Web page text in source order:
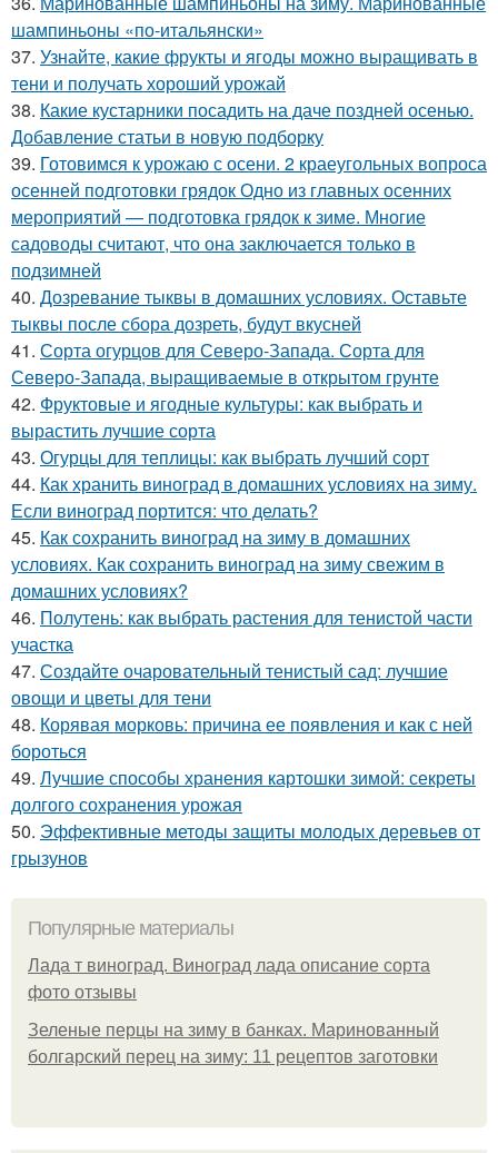
шампиньоны «по-итальянски»
37. Узнайте, какие фрукты и ягоды можно выращивать в
тени и получать хороший урожай
38. Какие кустарники посадить на даче поздней осенью.
Добавление статьи в новую подборку
39. Готовимся к урожаю с осени. 2 краеугольных вопроса
осенней подготовки грядок Одно из главных осенних
мероприятий — подготовка грядок к зиме. Многие
садоводы считают, что она заключается только в
подзимней
40. Дозревание тыквы в домашних условиях. Оставьте
тыквы после сбора дозреть, будут вкусней
41. Сорта огурцов для Северо-Запада. Сорта для
Северо-Запада, выращиваемые в открытом грунте
42. Фруктовые и ягодные культуры: как выбрать и
вырастить лучшие сорта
43. Огурцы для теплицы: как выбрать лучший сорт
44. Как хранить виноград в домашних условиях на зиму.
Если виноград портится: что делать?
45. Как сохранить виноград на зиму в домашних
условиях. Как сохранить виноград на зиму свежим в
домашних условиях?
46. Полутень: как выбрать растения для тенистой части
участка
47. Создайте очаровательный тенистый сад: лучшие
овощи и цветы для тени
48. Корявая морковь: причина ее появления и как с ней
бороться
49. Лучшие способы хранения картошки зимой: секреты
долгого сохранения урожая
50. Эффективные методы защиты молодых деревьев от
грызунов
Популярные материалы
Лада т виноград. Виноград лада описание сорта
фото отзывы
Зеленые перцы на зиму в банках. Маринованный
болгарский перец на зиму: 11 рецептов заготовки